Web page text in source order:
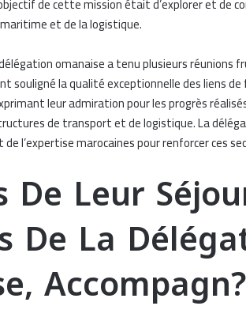
et de la logistique.
omanaise a tenu plusieurs réunions
souligné la qualité exceptionnelle des liens
leur admiration pour les progrès
de transport et de logistique. La
l’expertise marocaines pour renforcer ces
De Leur
De La